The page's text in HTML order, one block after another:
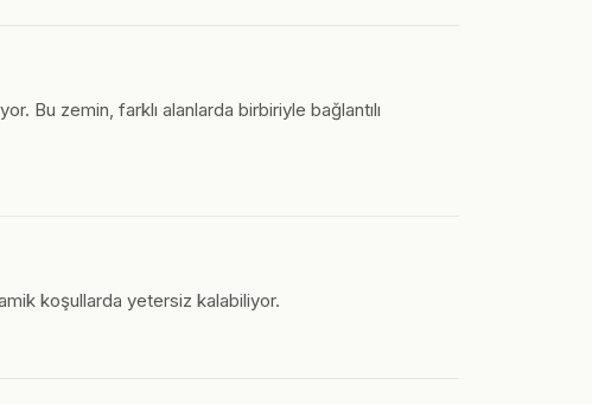
Bu zemin, farklı alanlarda birbiriyle bağlantılı
koşullarda yetersiz kalabiliyor.